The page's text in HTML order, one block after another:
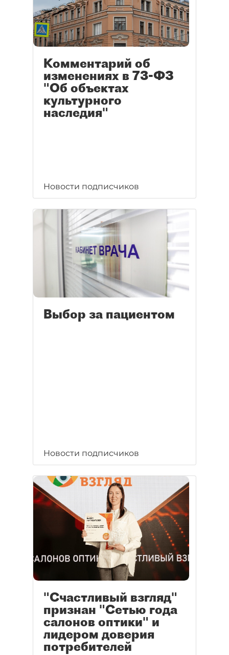
Комментарий об
изменениях в 73-ФЗ
"Об объектах
культурного
наследия"
Новости подписчиков
Выбор за пациентом
Новости подписчиков
"Счастливый взгляд"
признан "Сетью года
салонов оптики" и
лидером доверия
потребителей